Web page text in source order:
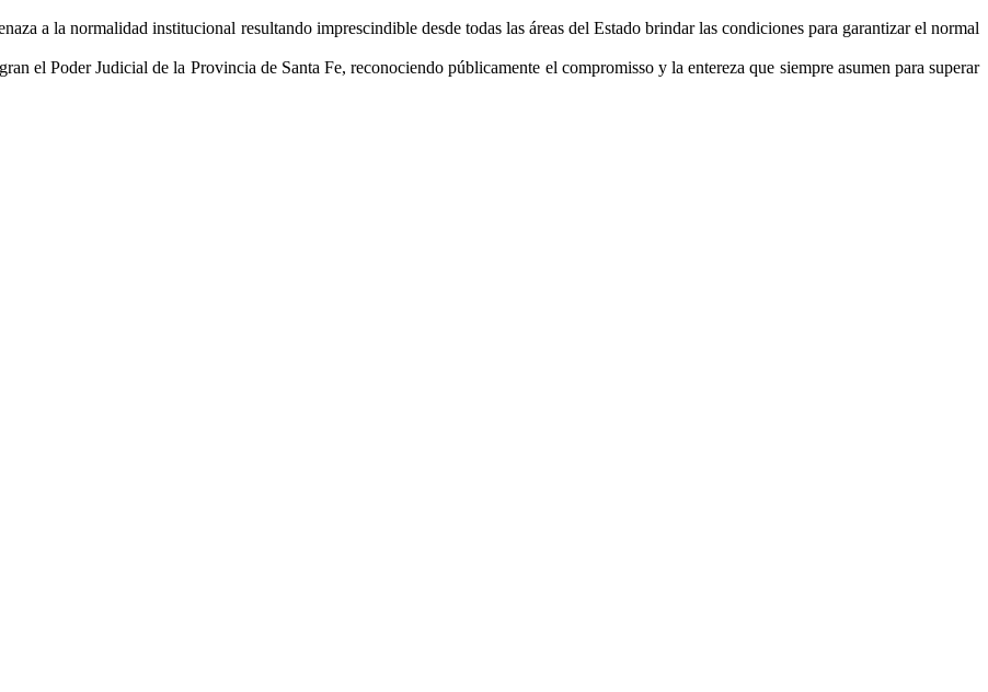
a la normalidad institucional resultando imprescindible desde todas las áreas del Estado brindar las condiciones para garantizar el normal
el Poder Judicial de la Provincia de Santa Fe, reconociendo públicamente el compromisso y la entereza que siempre asumen para superar